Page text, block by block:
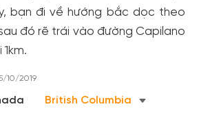
bạn đi về hướng bắc dọc theo
đó rẽ trái vào đường Capilano
10/2019
British Columbia
nhanh - nhận nhiều ưu
đãi!
thể
cho cộng đồng.